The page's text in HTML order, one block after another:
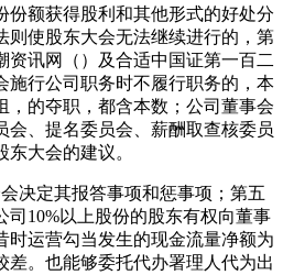
份额获得股利和其他形式的好处分
则使股东大会无法继续进行的，第
资讯网（）及合适中国证第一百二
施行公司职务时不履行职务的，本
，的夺职，都含本数；公司董事会
会、提名委员会、薪酬取查核委员
大会的建议。
定其报答事项和惩事项；第五
司10%以上股份的股东有权向董事
时运营勾当发生的现金流量净额为
差。也能够委托代办署理人代为出